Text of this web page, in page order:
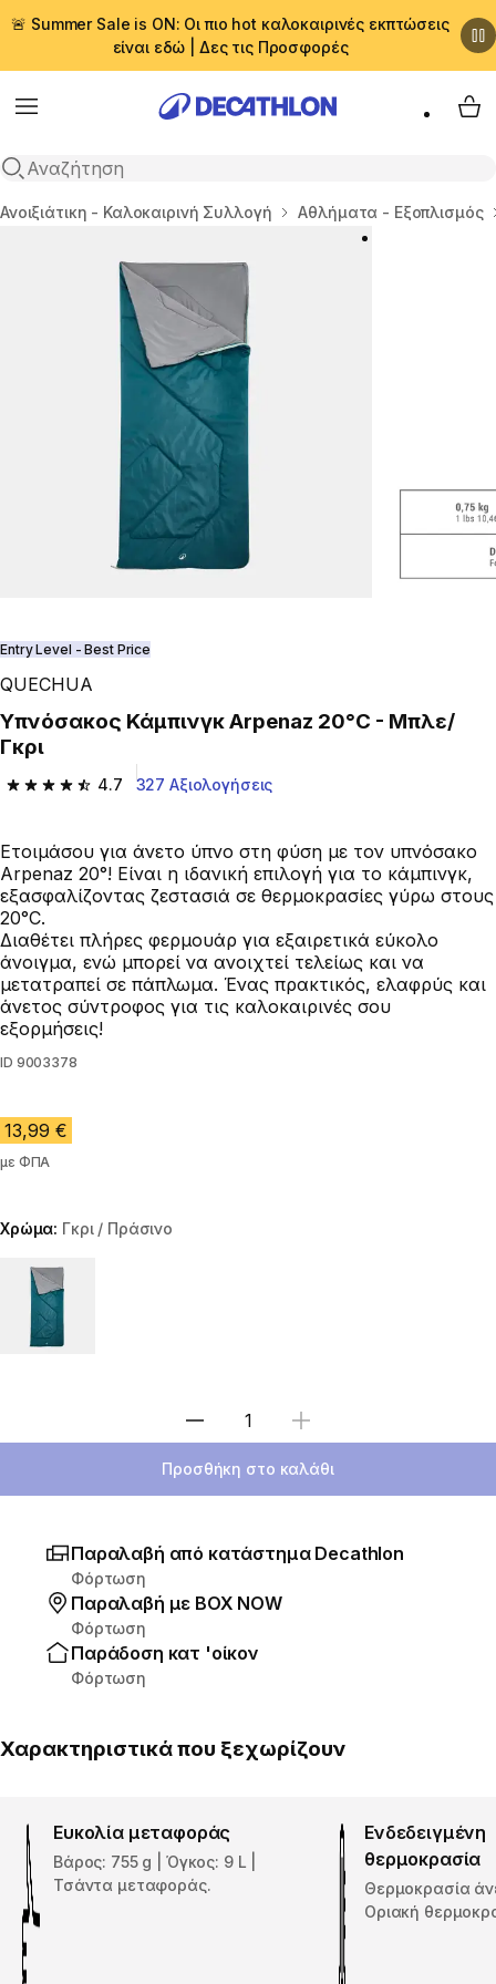
🚨 Summer Sale is ON: Οι πιο hot καλοκαιρινές εκπτώσεις
είναι εδώ | Δες τις Προσφορές
Menu
Αναζήτηση
My
Αρχική σελίδα
Ανοιξιάτικη - Καλοκαιρινή Συλλογή Αθλήματα - Εξοπλισμός
Play Video
Entry Level - Best Price
QUECHUA
Υπνόσακος Κάμπινγκ Arpenaz 20°C - Μπλε/
Γκρι
4.7
4.7 out of 5 stars from 327 reviews
327 Αξιολογήσεις
Ετοιμάσου για άνετο ύπνο στη φύση με τον υπνόσακο
Arpenaz 20°! Είναι η ιδανική επιλογή για το κάμπινγκ,
εξασφαλίζοντας ζεστασιά σε θερμοκρασίες γύρω στους
20°C.
Διαθέτει πλήρες φερμουάρ για εξαιρετικά εύκολο
άνοιγμα, ενώ μπορεί να ανοιχτεί τελείως και να
μετατραπεί σε πάπλωμα. Ένας πρακτικός, ελαφρύς και
άνετος σύντροφος για τις καλοκαιρινές σου
εξορμήσεις!
ID 9003378
13,99 €
με ΦΠΑ
Χρώμα: Γκρι / Πράσινο
Choose a variant
Επιλέξτε ποσότητα
Προσθήκη στο καλάθι
Παραλαβή από κατάστημα Decathlon
Φόρτωση
Παραλαβή με ΒΟΧ ΝΟW
Φόρτωση
Παράδοση κατ 'οίκον
Φόρτωση
Χαρακτηριστικά που ξεχωρίζουν
Ευκολία μεταφοράς
Βάρος: 755 g | Όγκος: 9 L |
Τσάντα μεταφοράς.
Ενδεδειγμένη
θερμοκρασία
Θερμοκρασία
Οριακή